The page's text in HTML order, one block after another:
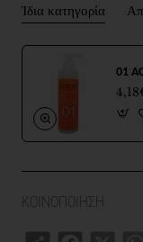
Ίδια κατηγορία
ΚΟΙΝΟΠΟΙΗΣΗ